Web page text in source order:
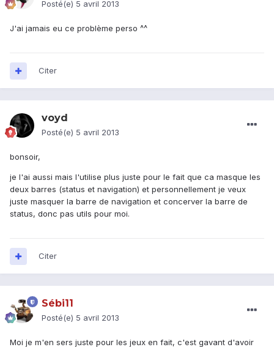
Posté(e) 5 avril 2013
J'ai jamais eu ce problème perso ^^
Citer
voyd
Posté(e) 5 avril 2013
bonsoir,
je l'ai aussi mais l'utilise plus juste pour le fait que ca masque les
deux barres (status et navigation) et personnellement je veux
juste masquer la barre de navigation et concerver la barre de
status, donc pas utils pour moi.
Citer
Sébi11
Posté(e) 5 avril 2013
Moi je m'en sers juste pour les jeux en fait, c'est gavant d'avoir